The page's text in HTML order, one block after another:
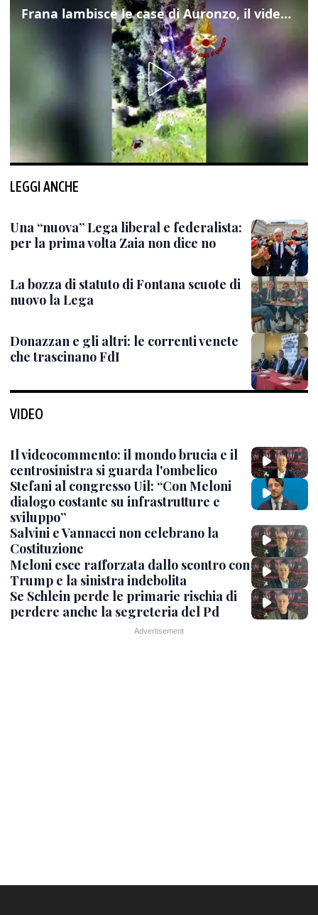
Frana lambisce le case di Auronzo, il video dall'elicottero dei vigili del fuoco
LEGGI ANCHE
Una “nuova” Lega liberal e federalista:
per la prima volta Zaia non dice no
La bozza di statuto di Fontana scuote di
nuovo la Lega
Donazzan e gli altri: le correnti venete
che trascinano FdI
VIDEO
Il videocommento: il mondo brucia e il
centrosinistra si guarda l'ombelico
Stefani al congresso Uil: “Con Meloni
dialogo costante su infrastrutture e
sviluppo”
Salvini e Vannacci non celebrano la
Costituzione
Meloni esce rafforzata dallo scontro con
Trump e la sinistra indebolita
Se Schlein perde le primarie rischia di
perdere anche la segreteria del Pd